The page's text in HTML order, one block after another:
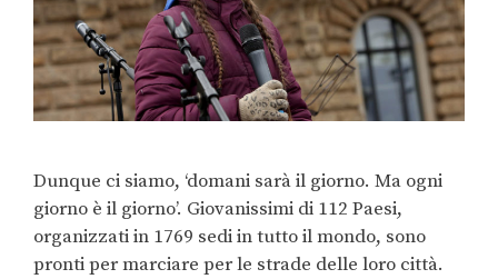
Dunque ci siamo, ‘domani sarà il giorno. Ma ogni
giorno è il giorno’. Giovanissimi di 112 Paesi,
organizzati in 1769 sedi in tutto il mondo, sono
pronti per marciare per le strade delle loro città.